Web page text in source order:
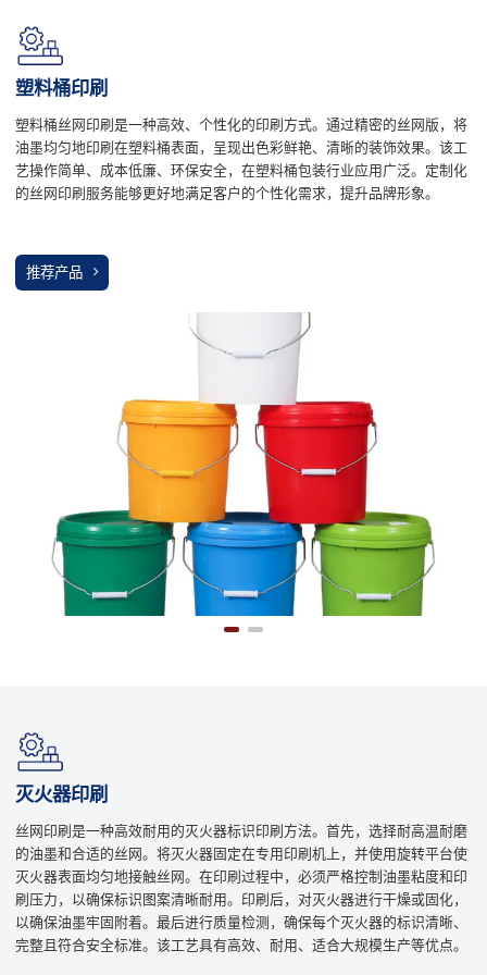
塑料桶印刷
塑料桶丝网印刷是一种高效、个性化的印刷方式。通过精密的丝网版，将
油墨均匀地印刷在塑料桶表面，呈现出色彩鲜艳、清晰的装饰效果。该工
艺操作简单、成本低廉、环保安全，在塑料桶包装行业应用广泛。定制化
的丝网印刷服务能够更好地满足客户的个性化需求，提升品牌形象。
推荐产品
灭火器印刷
丝网印刷是一种高效耐用的灭火器标识印刷方法。首先，选择耐高温耐磨
的油墨和合适的丝网。将灭火器固定在专用印刷机上，并使用旋转平台使
灭火器表面均匀地接触丝网。在印刷过程中，必须严格控制油墨粘度和印
刷压力，以确保标识图案清晰耐用。印刷后，对灭火器进行干燥或固化，
以确保油墨牢固附着。最后进行质量检测，确保每个灭火器的标识清晰、
完整且符合安全标准。该工艺具有高效、耐用、适合大规模生产等优点。